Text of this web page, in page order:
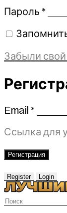
Пароль *
Забыли
Email *
Ссылка для
Регистрация
Register Login